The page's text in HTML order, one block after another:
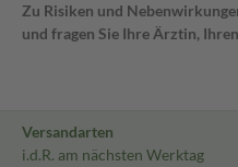
Zu Risiken und
und fragen Sie Ihre Ärztin,
Versandarten
i.d.R. am nächsten Werktag